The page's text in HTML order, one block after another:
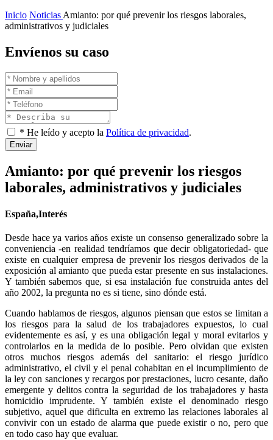
Inicio Noticias Amianto: por qué prevenir los riesgos laborales,
administrativos y judiciales
Envíenos su caso
* He leído y acepto la Política de privacidad.
Enviar
Amianto: por qué prevenir los riesgos
laborales, administrativos y judiciales
España,Interés
Desde hace ya varios años existe un consenso generalizado sobre la
conveniencia -en realidad tendríamos que decir obligatoriedad- que
existe en cualquier empresa de prevenir los riesgos derivados de la
exposición al amianto que pueda estar presente en sus instalaciones.
Y también sabemos que, si esa instalación fue construida antes del
año 2002, la pregunta no es si tiene, sino dónde está.
Cuando hablamos de riesgos, algunos piensan que estos se limitan a
los riesgos para la salud de los trabajadores expuestos, lo cual
evidentemente es así, y es una obligación legal y moral evitarlos y
controlarlos en la medida de lo posible. Pero olvidan que existen
otros muchos riesgos además del sanitario: el riesgo jurídico
administrativo, el civil y el penal cohabitan en el incumplimiento de
la ley con sanciones y recargos por prestaciones, lucro cesante, daño
emergente y delitos contra la seguridad de los trabajadores y hasta
homicidio imprudente. Y también existe el denominado riesgo
subjetivo, aquel que dificulta en extremo las relaciones laborales al
convivir con un estado de alarma que puede existir o no, pero que
en todo caso hay que evaluar.